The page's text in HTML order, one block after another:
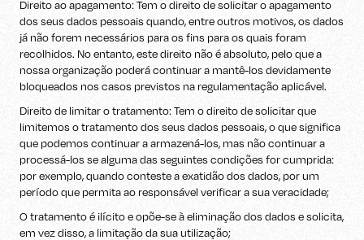
Direito ao apagamento: Tem o direito de solicitar o apagamento
dos seus dados pessoais quando, entre outros motivos, os dados
já não forem necessários para os fins para os quais foram
recolhidos. No entanto, este direito não é absoluto, pelo que a
nossa organização poderá continuar a mantê-los devidamente
bloqueados nos casos previstos na regulamentação aplicável.
Direito de limitar o tratamento: Tem o direito de solicitar que
limitemos o tratamento dos seus dados pessoais, o que significa
que podemos continuar a armazená-los, mas não continuar a
processá-los se alguma das seguintes condições for cumprida:
por exemplo, quando conteste a exatidão dos dados, por um
período que permita ao responsável verificar a sua veracidade;
O tratamento é ilícito e opõe-se à eliminação dos dados e solicita,
em vez disso, a limitação da sua utilização;